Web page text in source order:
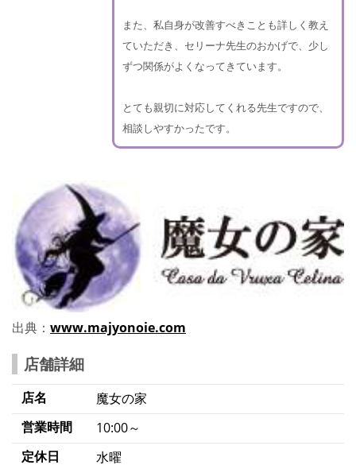
また、私自身が改善すべきことも詳しく教え
ていただき、セリーナ先生のおかげで、少し
ずつ関係がよくなってきています。
とても親切に対応してくれる先生ですので、
相談しやすかったです。
出典： www.majyonoie.com
店舗詳細
店名
魔女の家
営業時間
10:00～
定休日
水曜